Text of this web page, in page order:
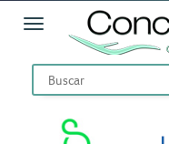
Toggle navigation